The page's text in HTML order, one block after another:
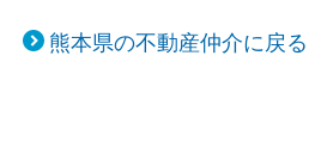
熊本県の不動産仲介に戻る